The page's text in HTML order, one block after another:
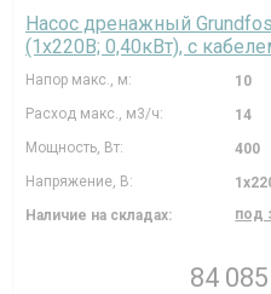
Насос дренажный
(1х220В; 0,40кВт), с
Напор макс., м:
10
Расход макс., м3/ч:
14
Мощность, Вт:
400
Напряжение, В:
Наличие на складах:
под
84